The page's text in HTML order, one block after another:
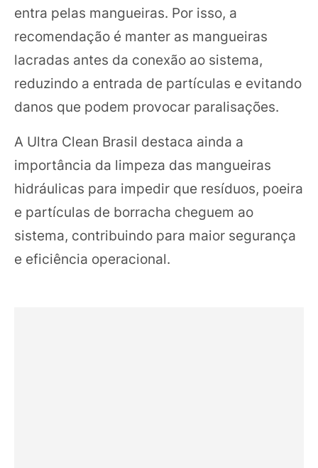
entra pelas mangueiras. Por isso, a
recomendação é manter as mangueiras
lacradas antes da conexão ao sistema,
reduzindo a entrada de partículas e evitando
danos que podem provocar paralisações.
A Ultra Clean Brasil destaca ainda a
importância da limpeza das mangueiras
hidráulicas para impedir que resíduos, poeira
e partículas de borracha cheguem ao
sistema, contribuindo para maior segurança
e eficiência operacional.